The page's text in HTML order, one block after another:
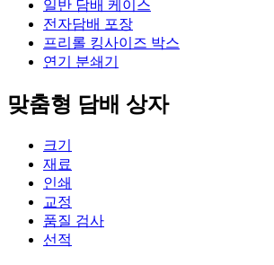
일반 담배 케이스
전자담배 포장
프리롤 킹사이즈 박스
연기 분쇄기
맞춤형 담배 상자
크기
재료
인쇄
교정
품질 검사
선적